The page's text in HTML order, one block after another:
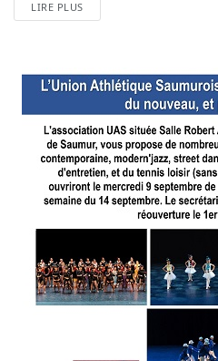
LIRE PLUS